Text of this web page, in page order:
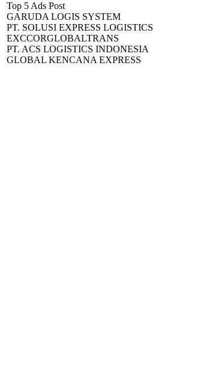
Top 5 Ads Post
GARUDA LOGIS SYSTEM
PT. SOLUSI EXPRESS LOGISTICS
EXCCORGLOBALTRANS
PT. ACS LOGISTICS INDONESIA
GLOBAL KENCANA EXPRESS